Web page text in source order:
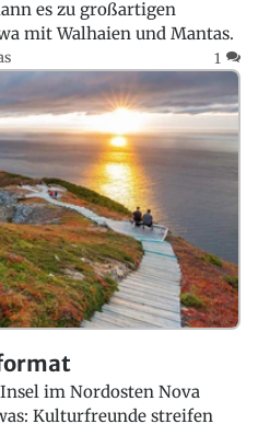
es zu großartigen
mit Walhaien und Mantas.
1
im Nordosten Nova
Kulturfreunde streifen